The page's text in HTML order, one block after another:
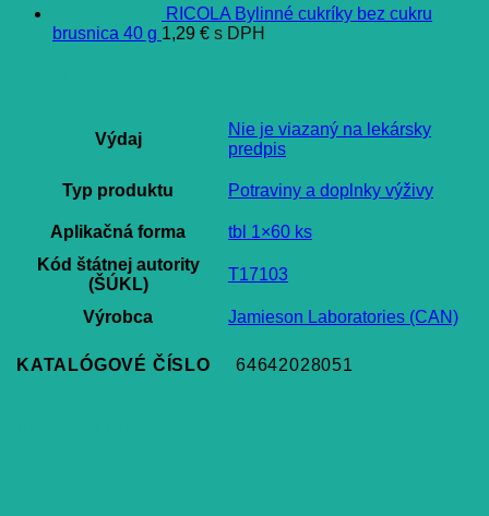
RICOLA Bylinné cukríky bez cukru
brusnica 40 g 1,29 € s DPH
Výdaj
Nie je viazaný na lekársky
predpis
Typ produktu Potraviny a doplnky výživy
Aplikačná forma
tbl 1×60 ks
Kód štátnej autority
(ŠÚKL)
T17103
Výrobca Jamieson Laboratories (CAN)
KATALÓGOVÉ ČÍSLO 64642028051